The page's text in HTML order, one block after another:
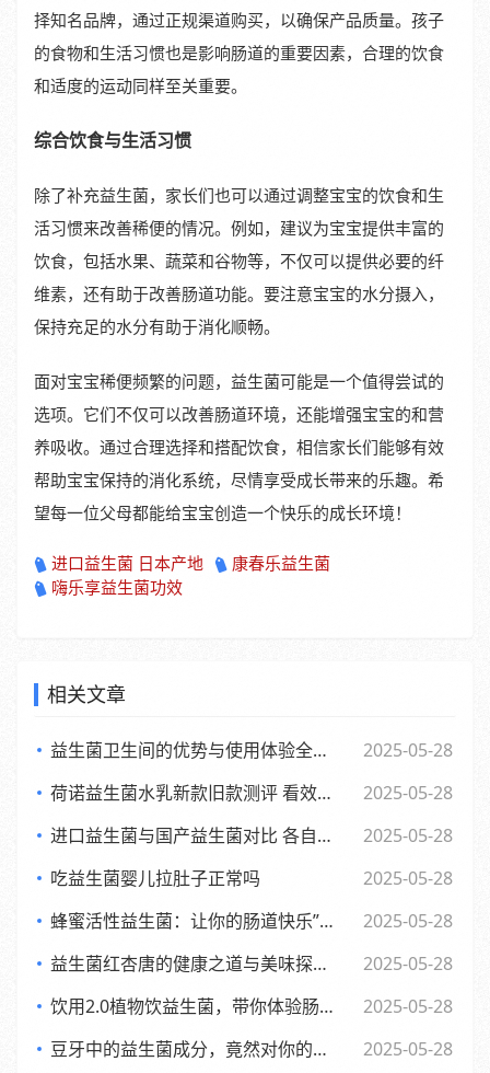
择知名品牌，通过正规渠道购买，以确保产品质量。孩子
的食物和生活习惯也是影响肠道的重要因素，合理的饮食
和适度的运动同样至关重要。
综合饮食与生活习惯
除了补充益生菌，家长们也可以通过调整宝宝的饮食和生
活习惯来改善稀便的情况。例如，建议为宝宝提供丰富的
饮食，包括水果、蔬菜和谷物等，不仅可以提供必要的纤
维素，还有助于改善肠道功能。要注意宝宝的水分摄入，
保持充足的水分有助于消化顺畅。
面对宝宝稀便频繁的问题，益生菌可能是一个值得尝试的
选项。它们不仅可以改善肠道环境，还能增强宝宝的和营
养吸收。通过合理选择和搭配饮食，相信家长们能够有效
帮助宝宝保持的消化系统，尽情享受成长带来的乐趣。希
望每一位父母都能给宝宝创造一个快乐的成长环境！
进口益生菌 日本产地
康春乐益生菌
嗨乐享益生菌功效
相关文章
益生菌卫生间的优势与使用体验全面解析
2025-05-28
荷诺益生菌水乳新款旧款测评 看效果差异与使用感受
2025-05-28
进口益生菌与国产益生菌对比 各自优势及消费者该如何选择
2025-05-28
吃益生菌婴儿拉肚子正常吗
2025-05-28
蜂蜜活性益生菌：让你的肠道快乐”起来，享受生活每一天
2025-05-28
益生菌红杏唐的健康之道与美味探索之旅
2025-05-28
饮用2.0植物饮益生菌，带你体验肠道的全新活力风暴
2025-05-28
豆牙中的益生菌成分，竟然对你的肠道有如此奇妙的影响
2025-05-28